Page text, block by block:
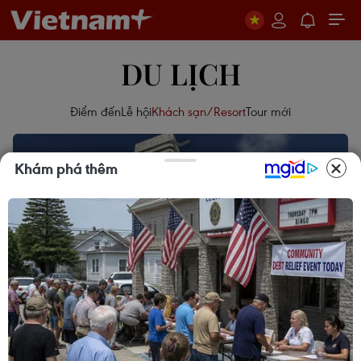
DU LỊCH
Điểm đếnLễ hộiKhách sạn/ResortTour mới
Khám phá thêm